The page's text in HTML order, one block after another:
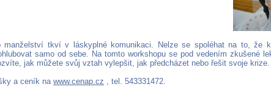
manželství tkví v láskyplné komunikaci. Nelze se spoléhat na to, že
samo od sebe. Na tomto workshopu se pod vedením zkušené
jak můžete svůj vztah vylepšit, jak předcházet nebo řešit svoje krize.
a ceník na www.cenap.cz , tel. 543331472.